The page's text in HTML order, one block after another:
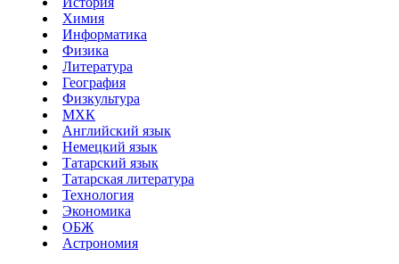
Химия
Информатика
Физика
Литература
География
Физкультура
МХК
Английский язык
Немецкий язык
Татарский язык
Татарская литература
Технология
Экономика
ОБЖ
Астрономия